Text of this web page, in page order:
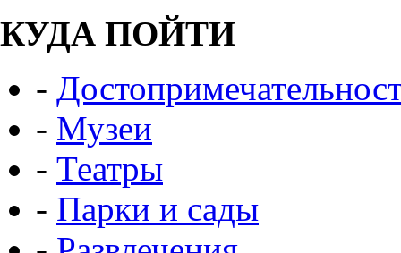
КУДА ПОЙТИ
-
- Музеи
- Театры
- Парки и сады